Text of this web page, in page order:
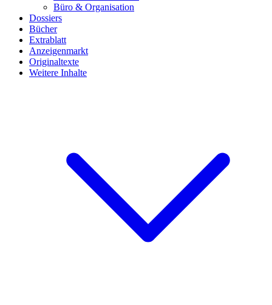
Büro & Organisation
Dossiers
Bücher
Extrablatt
Anzeigenmarkt
Originaltexte
Weitere Inhalte